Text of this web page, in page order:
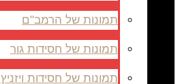
תמונות של הרמב"ם
תמונות של חסידות גור
תמונות של חסידות ויזניץ